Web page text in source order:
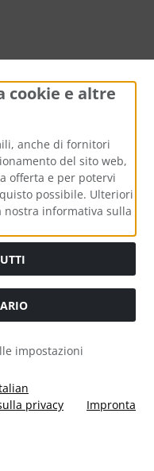
cookie e altre
anche di fornitori
del sito web,
offerta e per potervi
possibile. Ulteriori
informativa sulla
impostazioni
privacy
Impronta